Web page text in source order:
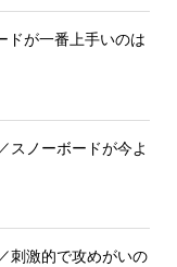
ドが一番上手いのは
スノーボードが今よ
刺激的で攻めがいの